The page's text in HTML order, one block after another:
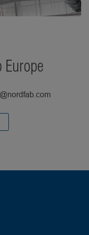
Europe